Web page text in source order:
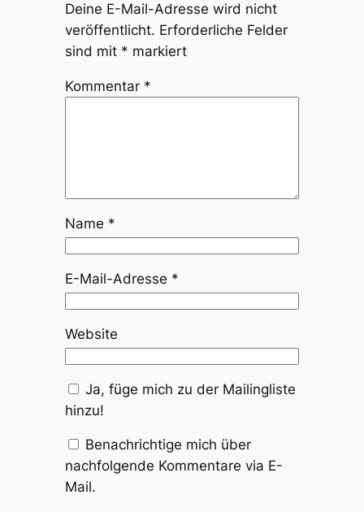
Deine E-Mail-Adresse wird nicht
veröffentlicht. Erforderliche Felder
sind mit * markiert
Kommentar *
Name *
E-Mail-Adresse *
Website
Ja, füge mich zu der Mailingliste
hinzu!
Benachrichtige mich über
nachfolgende Kommentare via E-
Mail.